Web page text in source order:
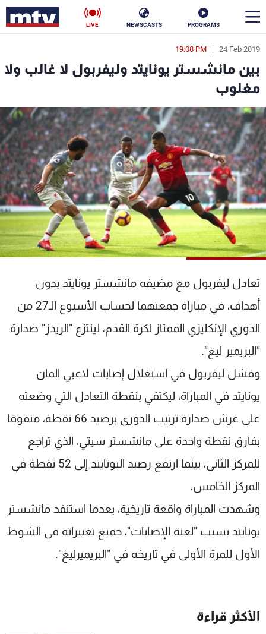
PROGRAMS
NEWSCASTS
LIVE
24 Feb 2019
19:08 PM
بين مانشستر يونايتد وليفربول لا غالب ولا
مغلوب
تعادل ليفربول مع مضيفه مانشستر يونايتد بدون
أهداف، في مباراة جمعتهما لحساب الأسبوع الـ27 من
الدوري الإنكليزي الممتاز لكرة القدم، لينتزع "الريدز" صدارة
"البريمير ليغ".
وفشل ليفربول في استغلال إصابات لاعبي المان
يونايتد في المباراة، ليكتفي بنقطة التعادل التي وضعته
على عرش صدارة ترتيب الدوري برصيد 66 نقطة، متفوقا
بفارق نقطة واحدة على مانشستر سيتي، الذي تراجع
للمركز الثاني، بينما ارتفع رصيد اليونايتد إلى 52 نقطة في
المركز الخامس.
وشهدت المباراة واقعة تاريخية، بعدما استنفد مانشستر
يونايتد بسبب "لعنة الإصابات"، جميع تغييراته في الشوط
الأول للمرة الأولى في تاريخه في "البريميرليغ".
الأكثر قراءة
en
الأخبار
سياسة ناس
إقتصاد فن
منوعات رياضة
كأس العالم
البرامج
جدول البرامج
شاهد البرامج
الترددات
عن MTV
الإنـتـاج
لاعلاناتكم
وظائف
سياسة الخصوصية